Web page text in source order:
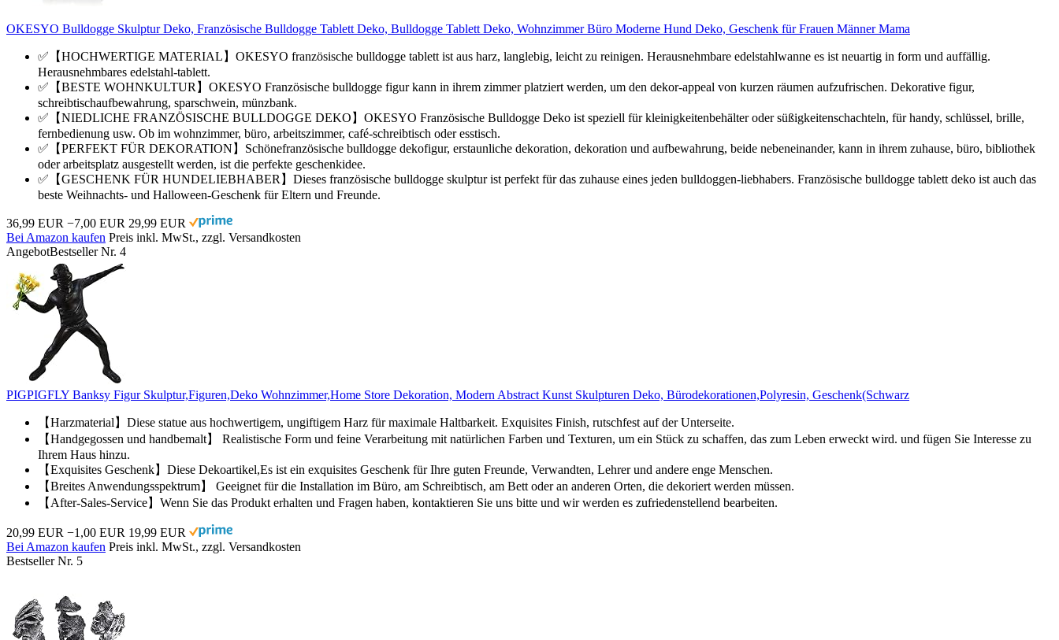
OKESYO Bulldogge Skulptur Deko, Französische Bulldogge Tablett Deko, Bulldogge Tablett Deko, Wohnzimmer Büro Moderne Hund Deko, Geschenk für Frauen Männer Mama
✅【HOCHWERTIGE MATERIAL】OKESYO französische bulldogge tablett ist aus harz, langlebig, leicht zu reinigen. Herausnehmbare edelstahlwanne es ist neuartig in form und auffällig.
Herausnehmbares edelstahl-tablett.
✅【BESTE WOHNKULTUR】OKESYO Französische bulldogge figur kann in ihrem zimmer platziert werden, um den dekor-appeal von kurzen räumen aufzufrischen. Dekorative figur,
schreibtischaufbewahrung, sparschwein, münzbank.
✅【NIEDLICHE FRANZÖSISCHE BULLDOGGE DEKO】OKESYO Französische Bulldogge Deko ist speziell für kleinigkeitenbehälter oder süßigkeitenschachteln, für handy, schlüssel, brille,
fernbedienung usw. Ob im wohnzimmer, büro, arbeitszimmer, café-schreibtisch oder esstisch.
✅【PERFEKT FÜR DEKORATION】Schönefranzösische bulldogge dekofigur, erstaunliche dekoration, dekoration und aufbewahrung, beide nebeneinander, kann in ihrem zuhause, büro, bibliothek
oder arbeitsplatz ausgestellt werden, ist die perfekte geschenkidee.
✅【GESCHENK FÜR HUNDELIEBHABER】Dieses französische bulldogge skulptur ist perfekt für das zuhause eines jeden bulldoggen-liebhabers. Französische bulldogge tablett deko ist auch das
beste Weihnachts- und Halloween-Geschenk für Eltern und Freunde.
36,99 EUR −7,00 EUR 29,99 EUR
Bei Amazon kaufen Preis inkl. MwSt., zzgl. Versandkosten
AngebotBestseller Nr. 4
PIGPIGFLY Banksy Figur Skulptur,Figuren,Deko Wohnzimmer,Home Store Dekoration, Modern Abstract Kunst Skulpturen Deko, Bürodekorationen,Polyresin, Geschenk(Schwarz
【Harzmaterial】Diese statue aus hochwertigem, ungiftigem Harz für maximale Haltbarkeit. Exquisites Finish, rutschfest auf der Unterseite.
【Handgegossen und handbemalt】 Realistische Form und feine Verarbeitung mit natürlichen Farben und Texturen, um ein Stück zu schaffen, das zum Leben erweckt wird. und fügen Sie Interesse zu
Ihrem Haus hinzu.
【Exquisites Geschenk】Diese Dekoartikel,Es ist ein exquisites Geschenk für Ihre guten Freunde, Verwandten, Lehrer und andere enge Menschen.
【Breites Anwendungsspektrum】 Geeignet für die Installation im Büro, am Schreibtisch, am Bett oder an anderen Orten, die dekoriert werden müssen.
【After-Sales-Service】Wenn Sie das Produkt erhalten und Fragen haben, kontaktieren Sie uns bitte und wir werden es zufriedenstellend bearbeiten.
20,99 EUR −1,00 EUR 19,99 EUR
Bei Amazon kaufen Preis inkl. MwSt., zzgl. Versandkosten
Bestseller Nr. 5